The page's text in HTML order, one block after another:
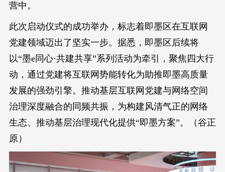
营中。
此次启动仪式的成功举办，标志着即墨区在互联网
党建领域迈出了坚实一步。据悉，即墨区后续将
以“墨e同心·共建共享”系列活动为牵引，聚焦四大行
动，通过党建将互联网势能转化为助推即墨高质量
发展的强劲引擎。推动基层互联网党建与网络空间
治理深度融合的同频共振，为构建风清气正的网络
生态、推动基层治理现代化提供“即墨方案”。（谷正
原）